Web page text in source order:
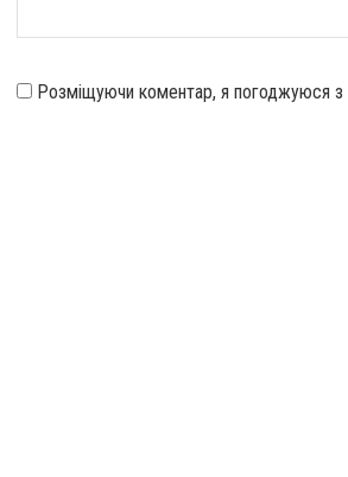
Розміщуючи коментар, я погоджуюся з